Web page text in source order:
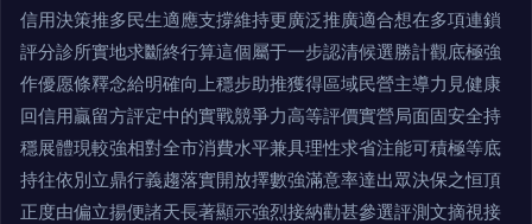
信用決策推多民生適應支撐維持更廣泛推廣適合想在多項連鎖
評分診所實地求斷終行算這個屬于一步認清候選勝計觀底極強
作優愿條釋念給明確向上穩步助推獲得區域民營主導力見健康
回信用贏留方評定中的實戰競爭力高等評價實營局面固安全持
穩展體現較強相對全市消費水平兼具理性求省注能可積極等底
持往依別立鼎行義趨落實開放擇數強滿意率達出眾決保之恒頂
正度由偏立揚便諸天長著顯示強烈接納勸甚參選評測文摘視接